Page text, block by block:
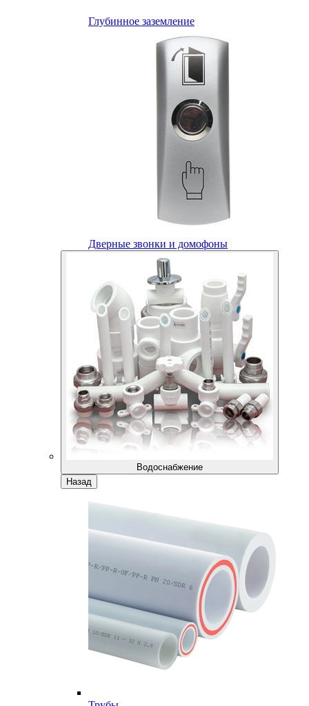
Глубинное заземление
Дверные звонки и домофоны
Водоснабжение
Назад